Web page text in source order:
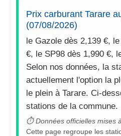
Prix carburant Tarare
(07/08/2026)
le Gazole dès 2,139 €,
€, le SP98 dès 1,990 €,
Selon nos données, la
actuellement l'option la
le plein à Tarare. Ci-
stations de la commune.
⏱ Données officielles mises
Cette page regroupe les